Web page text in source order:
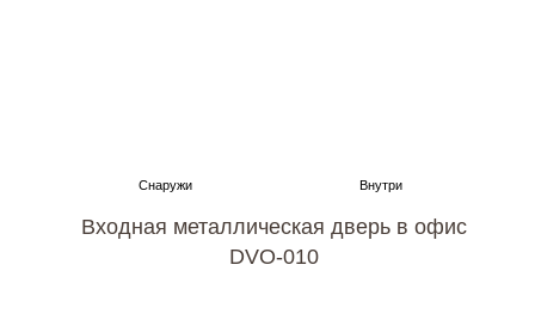
Входная металлическая дверь в офис
DVO-010